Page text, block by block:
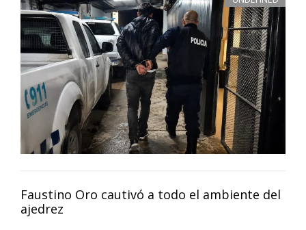
Faustino Oro cautivó a todo el ambiente del
ajedrez